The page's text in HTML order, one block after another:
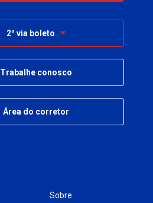
Sobre
2ª via boleto
Trabalhe conosco
Área do corretor